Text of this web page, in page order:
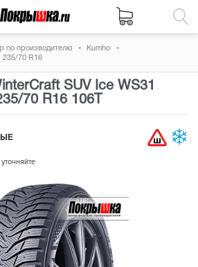
по производителю
Kumho
235/70 R16
SUV Ice WS31
70 R16 106T
уточняйте